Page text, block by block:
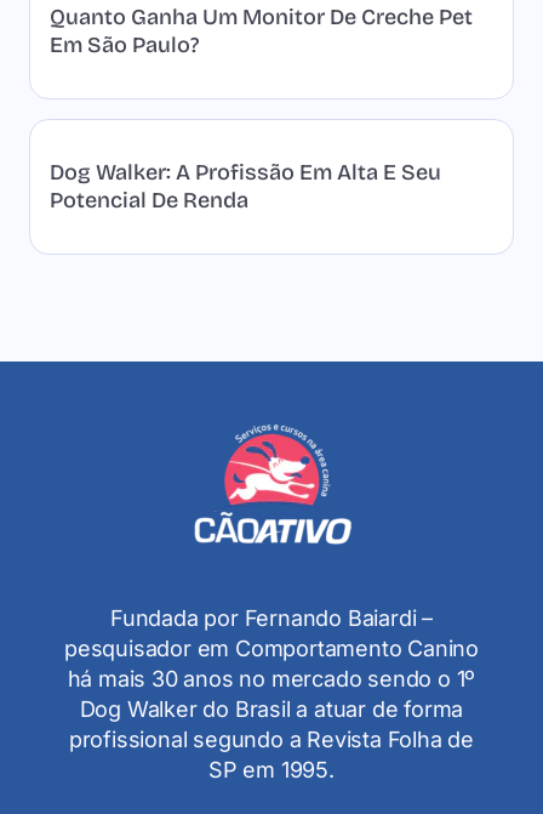
Quanto Ganha Um Monitor De Creche Pet
Em São Paulo?
Dog Walker: A Profissão Em Alta E Seu
Potencial De Renda
Fundada por Fernando Baiardi –
pesquisador em Comportamento Canino
há mais 30 anos no mercado sendo o 1º
Dog Walker do Brasil a atuar de forma
profissional segundo a Revista Folha de
SP em 1995.